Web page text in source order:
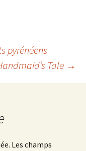
pyrénéens
Tale →
Les champs